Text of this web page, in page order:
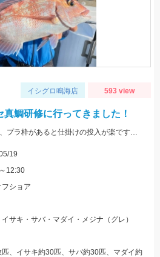
イシグロ鳴海店 593 view
鯛研修に行ってきました！
仕掛けが長く扱いが大変なため、プラ枠があると仕掛けの投入が楽ですよ！
19
12:30
ショア
イサキ・サバ・マダイ・メジナ（グレ）
匹、イサキ約30匹、サバ約30匹、マダイ約